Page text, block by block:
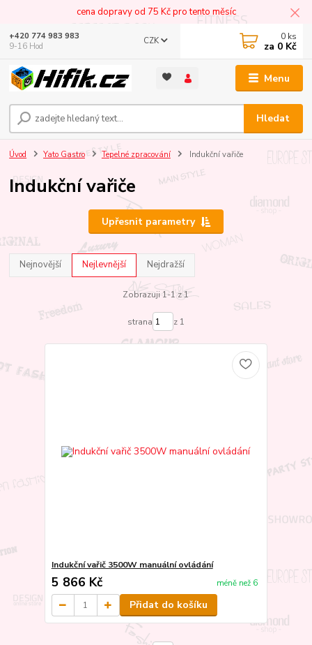
cena dopravy od 75 Kč pro tento měsíc
Menu
CZK
Hledat
+420 774 983 983
9-16 Hod
0 ks
za 0 Kč
Úvod Yato Gastro Tepelné zpracování Indukční vařiče
Indukční vařiče
Upřesnit parametry
Nejnovější Nejlevnější Nejdražší
Zobrazuji 1-1 z 1
strana z 1
Indukční vařič 3500W manuální ovládání
5 866 Kč méně než 6
Přidat do košíku